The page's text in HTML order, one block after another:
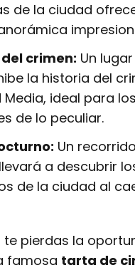
de la ciudad
crimen: Un
la historia del
Media, ideal para los
de lo peculiar.
Un
a descubrir
de la ciudad al
te pierdas la
famosa tarta de